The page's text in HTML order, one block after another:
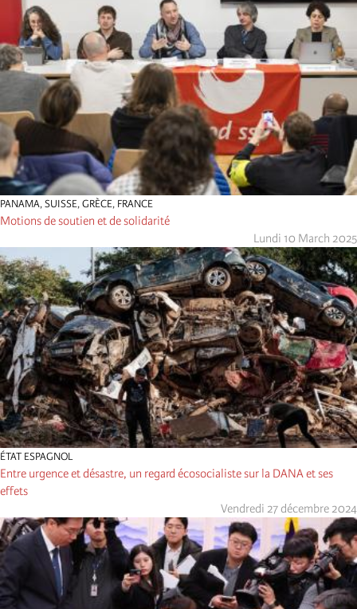
PANAMA, SUISSE, GRÈCE, FRANCE
Motions de soutien et de solidarité
Lundi 10 March 2025
ÉTAT ESPAGNOL
Entre urgence et désastre, un regard écosocialiste sur la DANA et ses
effets
Vendredi 27 décembre 2024